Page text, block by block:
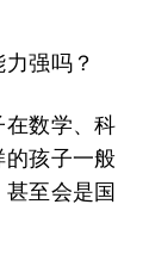
强吗？
数学、科
孩子一般
至会是国